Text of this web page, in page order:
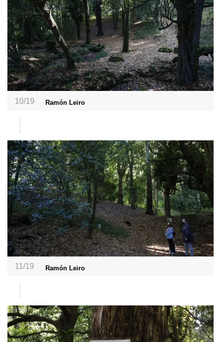
10/19 Ramón Leiro
11/19 Ramón Leiro